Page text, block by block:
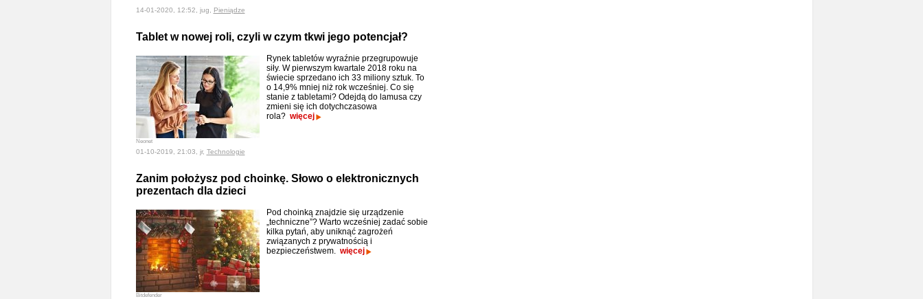
14-01-2020, 12:52, jug, Pieniądze
Tablet w nowej roli, czyli w czym tkwi jego potencjał?
Neonet
Rynek tabletów wyraźnie przegrupowuje
siły. W pierwszym kwartale 2018 roku na
świecie sprzedano ich 33 miliony sztuk. To
o 14,9% mniej niż rok wcześniej. Co się
stanie z tabletami? Odejdą do lamusa czy
zmieni się ich dotychczasowa
rola? więcej
01-10-2019, 21:03, jr, Technologie
Zanim położysz pod choinkę. Słowo o elektronicznych
prezentach dla dzieci
Bitdefender
Pod choinką znajdzie się urządzenie
„techniczne”? Warto wcześniej zadać sobie
kilka pytań, aby uniknąć zagrożeń
związanych z prywatnością i
bezpieczeństwem. więcej